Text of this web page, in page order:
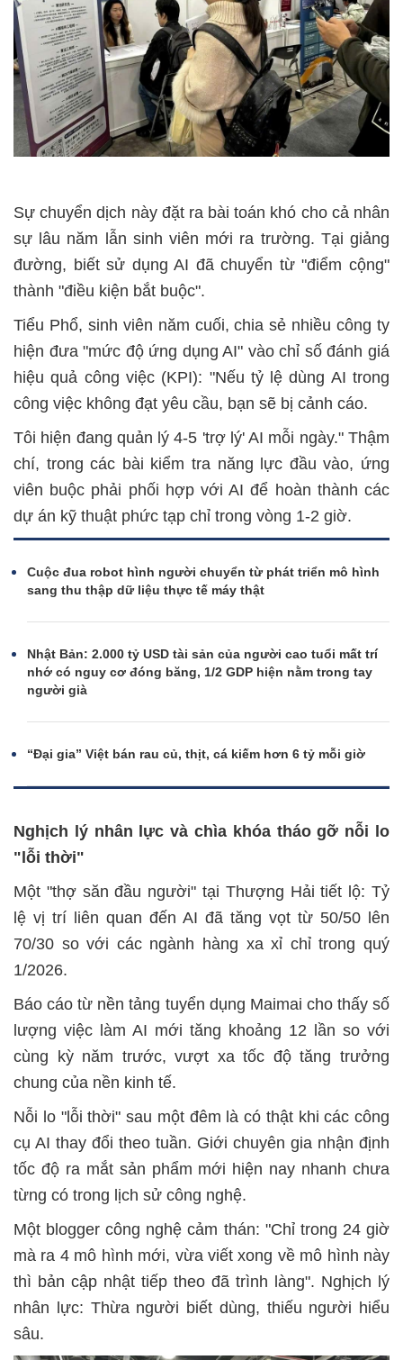
Sự chuyển dịch này đặt ra bài toán khó cho cả nhân
sự lâu năm lẫn sinh viên mới ra trường. Tại giảng
đường, biết sử dụng AI đã chuyển từ "điểm cộng"
thành "điều kiện bắt buộc".
Tiểu Phổ, sinh viên năm cuối, chia sẻ nhiều công ty
hiện đưa "mức độ ứng dụng AI" vào chỉ số đánh giá
hiệu quả công việc (KPI): "Nếu tỷ lệ dùng AI trong
công việc không đạt yêu cầu, bạn sẽ bị cảnh cáo.
Tôi hiện đang quản lý 4-5 'trợ lý' AI mỗi ngày." Thậm
chí, trong các bài kiểm tra năng lực đầu vào, ứng
viên buộc phải phối hợp với AI để hoàn thành các
dự án kỹ thuật phức tạp chỉ trong vòng 1-2 giờ.
Cuộc đua robot hình người chuyển từ phát triển mô hình
sang thu thập dữ liệu thực tế máy thật
Nhật Bản: 2.000 tỷ USD tài sản của người cao tuổi mất trí
nhớ có nguy cơ đóng băng, 1/2 GDP hiện nằm trong tay
người già
“Đại gia” Việt bán rau củ, thịt, cá kiếm hơn 6 tỷ mỗi giờ
Nghịch lý nhân lực và chìa khóa tháo gỡ nỗi lo
"lỗi thời"
Một "thợ săn đầu người" tại Thượng Hải tiết lộ: Tỷ
lệ vị trí liên quan đến AI đã tăng vọt từ 50/50 lên
70/30 so với các ngành hàng xa xỉ chỉ trong quý
1/2026.
Báo cáo từ nền tảng tuyển dụng Maimai cho thấy số
lượng việc làm AI mới tăng khoảng 12 lần so với
cùng kỳ năm trước, vượt xa tốc độ tăng trưởng
chung của nền kinh tế.
Nỗi lo "lỗi thời" sau một đêm là có thật khi các công
cụ AI thay đổi theo tuần. Giới chuyên gia nhận định
tốc độ ra mắt sản phẩm mới hiện nay nhanh chưa
từng có trong lịch sử công nghệ.
Một blogger công nghệ cảm thán: "Chỉ trong 24 giờ
mà ra 4 mô hình mới, vừa viết xong về mô hình này
thì bản cập nhật tiếp theo đã trình làng". Nghịch lý
nhân lực: Thừa người biết dùng, thiếu người hiểu
sâu.